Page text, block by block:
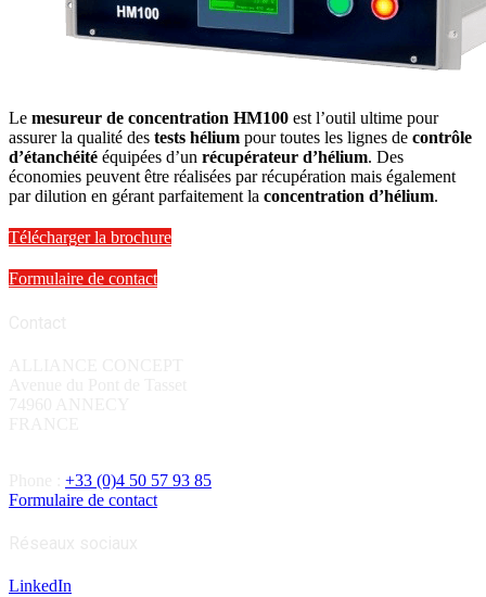
Le mesureur de concentration HM100 est l’outil ultime pour
assurer la qualité des tests hélium pour toutes les lignes de contrôle
d’étanchéité équipées d’un récupérateur d’hélium. Des
économies peuvent être réalisées par récupération mais également
par dilution en gérant parfaitement la concentration d’hélium.
Télécharger la brochure
Formulaire de contact
+33 (0)4 50 57 93 85
Formulaire de contact
LinkedIn